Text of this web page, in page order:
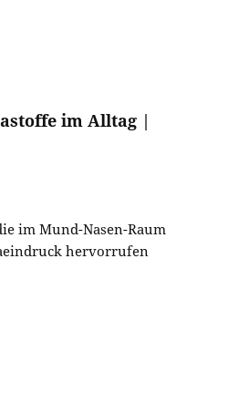
im Alltag |
im Mund-Nasen-Raum
hervorrufen